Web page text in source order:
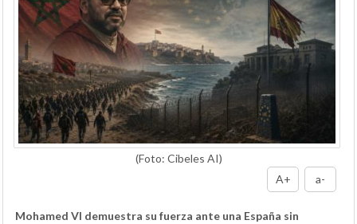
(Foto: Cibeles AI)
A+
a-
Mohamed VI demuestra su fuerza ante una España sin